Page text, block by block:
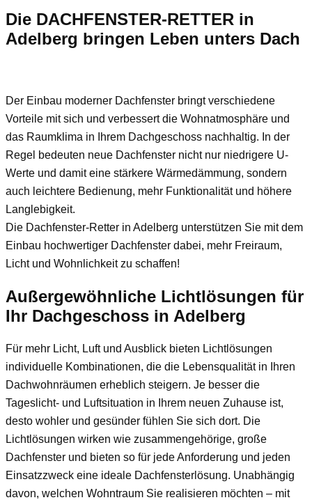
Die DACHFENSTER-RETTER in
Adelberg bringen Leben unters Dach
Der Einbau moderner Dachfenster bringt verschiedene
Vorteile mit sich und verbessert die Wohnatmosphäre und
das Raumklima in Ihrem Dachgeschoss nachhaltig. In der
Regel bedeuten neue Dachfenster nicht nur niedrigere U-
Werte und damit eine stärkere Wärmedämmung, sondern
auch leichtere Bedienung, mehr Funktionalität und höhere
Langlebigkeit.
Die Dachfenster-Retter in Adelberg unterstützen Sie mit dem
Einbau hochwertiger Dachfenster dabei, mehr Freiraum,
Licht und Wohnlichkeit zu schaffen!
Außergewöhnliche Lichtlösungen für
Ihr Dachgeschoss in Adelberg
Für mehr Licht, Luft und Ausblick bieten Lichtlösungen
individuelle Kombinationen, die die Lebensqualität in Ihren
Dachwohnräumen erheblich steigern. Je besser die
Tageslicht- und Luftsituation in Ihrem neuen Zuhause ist,
desto wohler und gesünder fühlen Sie sich dort. Die
Lichtlösungen wirken wie zusammengehörige, große
Dachfenster und bieten so für jede Anforderung und jeden
Einsatzzweck eine ideale Dachfensterlösung. Unabhängig
davon, welchen Wohntraum Sie realisieren möchten – mit